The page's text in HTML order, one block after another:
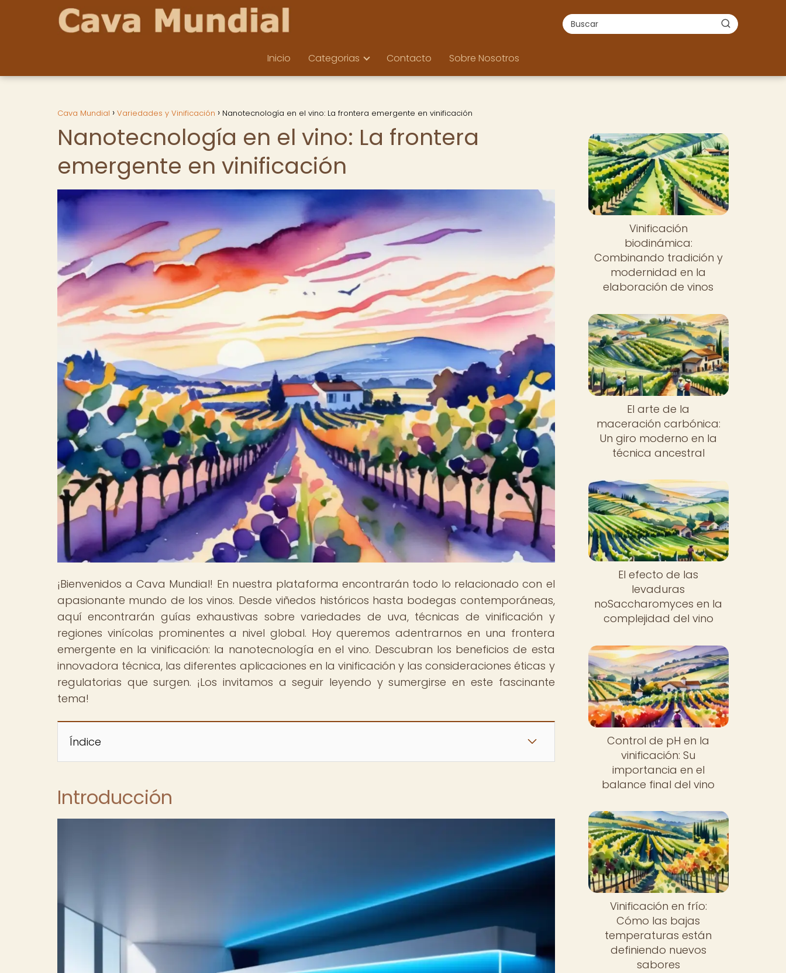
Inicio Categorias Contacto Sobre Nosotros
Cava Mundial Variedades y Vinificación Nanotecnología en el vino: La frontera emergente en vinificación
Nanotecnología en el vino: La frontera
emergente en vinificación
¡Bienvenidos a Cava Mundial! En nuestra plataforma encontrarán todo lo relacionado con el
apasionante mundo de los vinos. Desde viñedos históricos hasta bodegas contemporáneas,
aquí encontrarán guías exhaustivas sobre variedades de uva, técnicas de vinificación y
regiones vinícolas prominentes a nivel global. Hoy queremos adentrarnos en una frontera
emergente en la vinificación: la nanotecnología en el vino. Descubran los beneficios de esta
innovadora técnica, las diferentes aplicaciones en la vinificación y las consideraciones éticas y
regulatorias que surgen. ¡Los invitamos a seguir leyendo y sumergirse en este fascinante
tema!
Índice
Introducción
Vinificación
biodinámica:
Combinando tradición y
modernidad en la
elaboración de vinos
El arte de la
maceración carbónica:
Un giro moderno en la
técnica ancestral
El efecto de las
levaduras
noSaccharomyces en la
complejidad del vino
Control de pH en la
vinificación: Su
importancia en el
balance final del vino
Vinificación en frío:
Cómo las bajas
temperaturas están
definiendo nuevos
sabores